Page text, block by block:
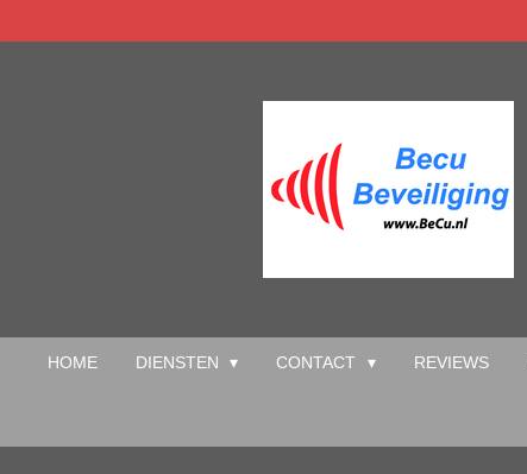
direct
HOME DIENSTEN CONTACT REVIEWS